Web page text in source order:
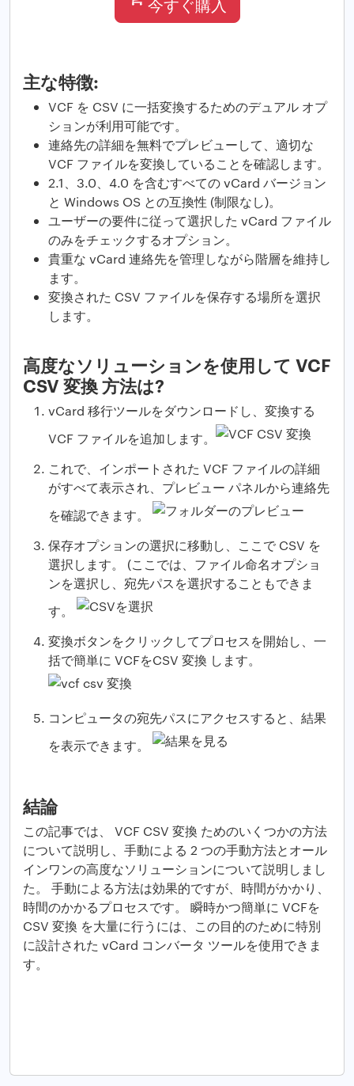
主な特徴:
VCF を CSV に一括変換するためのデュアル オプ
ションが利用可能です。
連絡先の詳細を無料でプレビューして、適切な
VCF ファイルを変換していることを確認します。
2.1、3.0、4.0 を含むすべての vCard バージョン
と Windows OS との互換性 (制限なし)。
ユーザーの要件に従って選択した vCard ファイル
のみをチェックするオプション。
貴重な vCard 連絡先を管理しながら階層を維持し
ます。
変換された CSV ファイルを保存する場所を選択
します。
高度なソリューションを使用して VCF
CSV 変換 方法は?
vCard 移行ツールをダウンロードし、変換する
VCF ファイルを追加します。
これで、インポートされた VCF ファイルの詳細
がすべて表示され、プレビュー パネルから連絡先
を確認できます。
保存オプションの選択に移動し、ここで CSV を
選択します。 (ここでは、ファイル命名オプショ
ンを選択し、宛先パスを選択することもできま
す。
変換ボタンをクリックしてプロセスを開始し、一
括で簡単に VCFをCSV 変換 します。
コンピュータの宛先パスにアクセスすると、結果
を表示できます。
結論
この記事では、 VCF CSV 変換 ためのいくつかの方法
について説明し、手動による 2 つの手動方法とオール
インワンの高度なソリューションについて説明しまし
た。 手動による方法は効果的ですが、時間がかかり、
時間のかかるプロセスです。 瞬時かつ簡単に VCFを
CSV 変換 を大量に行うには、この目的のために特別
に設計された vCard コンバータ ツールを使用できま
す。